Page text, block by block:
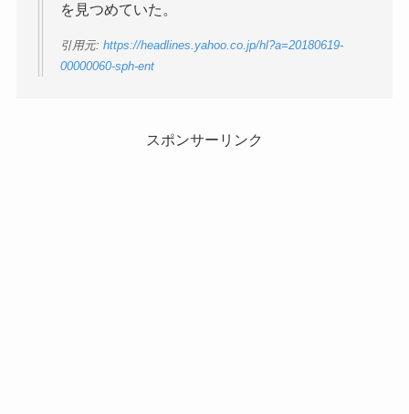
を見つめていた。
引用元: https://headlines.yahoo.co.jp/hl?a=20180619-
00000060-sph-ent
スポンサーリンク